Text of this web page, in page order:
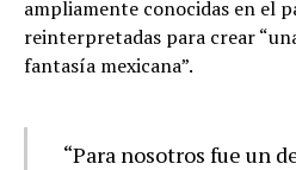
ampliamente conocidas en el
reinterpretadas para crear
fantasía mexicana”.
“Para nosotros fue un